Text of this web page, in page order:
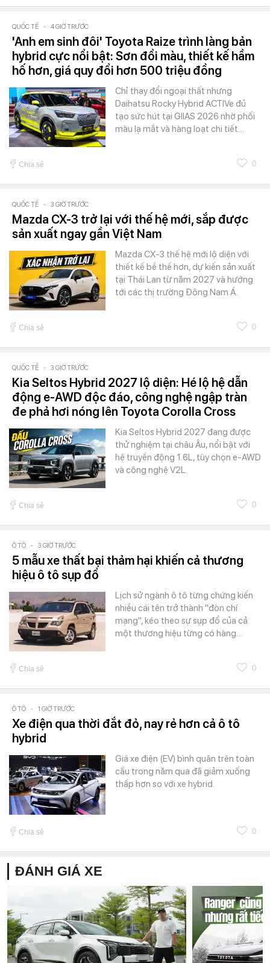
QUỐC TẾ - 4 GIỜ TRƯỚC
'Anh em sinh đôi' Toyota Raize trình làng bản
hybrid cực nổi bật: Sơn đổi màu, thiết kế hầm
hố hơn, giá quy đổi hơn 500 triệu đồng
Chỉ thay đổi ngoại thất nhưng
Daihatsu Rocky Hybrid ACTIVe đủ
tạo sức hút tại GIIAS 2026 nhờ phối
màu lạ mắt và hàng loạt chi tiết…
Chia sẻ 0
QUỐC TẾ - 3 GIỜ TRƯỚC
Mazda CX-3 trở lại với thế hệ mới, sắp được
sản xuất ngay gần Việt Nam
Mazda CX-3 thế hệ mới lộ diện với
thiết kế bề thế hơn, dự kiến sản xuất
tại Thái Lan từ năm 2027 và hướng
tới các thị trường Đông Nam Á.
Chia sẻ 0
QUỐC TẾ - 3 GIỜ TRƯỚC
Kia Seltos Hybrid 2027 lộ diện: Hé lộ hệ dẫn
động e-AWD độc đáo, công nghệ ngập tràn
đe phả hơi nóng lên Toyota Corolla Cross
Kia Seltos Hybrid 2027 đang được
thử nghiệm tại châu Âu, nổi bật với
hệ truyền động 1.6L, tùy chọn e-AWD
và công nghệ V2L.
Chia sẻ 0
Ô TÔ - 3 GIỜ TRƯỚC
5 mẫu xe thất bại thảm hại khiến cả thương
hiệu ô tô sụp đổ
Lịch sử ngành ô tô từng chứng kiến
nhiều cái tên trở thành "đòn chí
mạng", kéo theo sự sụp đổ của cả
một thương hiệu từng có hàng…
Chia sẻ 0
Ô TÔ - 1 GIỜ TRƯỚC
Xe điện qua thời đắt đỏ, nay rẻ hơn cả ô tô
hybrid
Giá xe điện (EV) bình quân trên toàn
cầu trong năm qua đã giảm xuống
thấp hơn so với xe hybrid.
Chia sẻ 0
ĐÁNH GIÁ XE